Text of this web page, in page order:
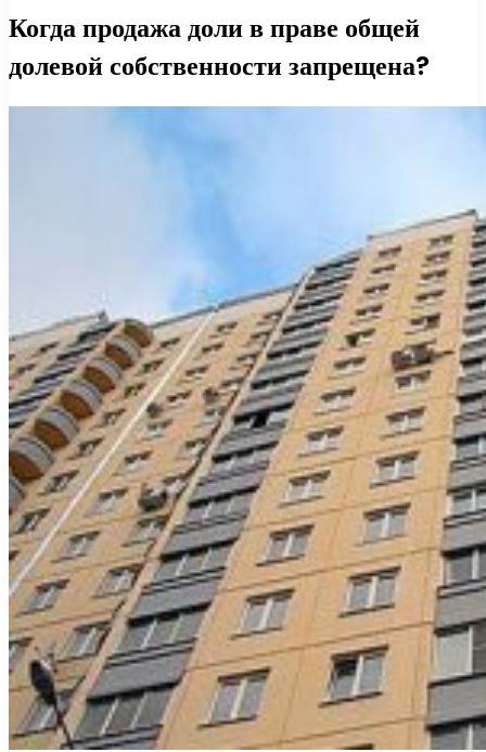
Когда продажа доли в праве общей
долевой собственности запрещена?